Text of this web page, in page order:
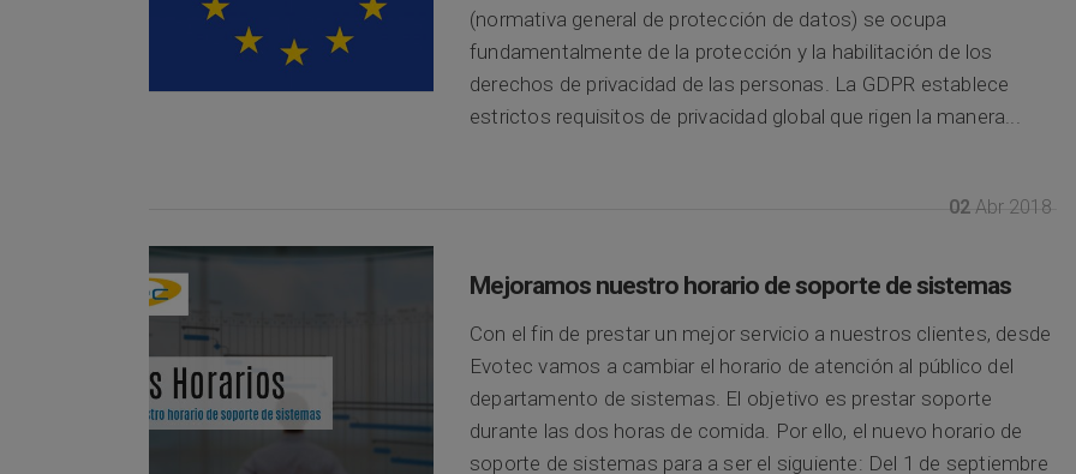
(normativa general de protección de datos) se ocupa
fundamentalmente de la protección y la habilitación de los
derechos de privacidad de las personas. La GDPR establece
estrictos requisitos de privacidad global que rigen la manera...
02 Abr 2018
Mejoramos nuestro horario de soporte de sistemas
Con el fin de prestar un mejor servicio a nuestros clientes, desde
Evotec vamos a cambiar el horario de atención al público del
departamento de sistemas. El objetivo es prestar soporte
durante las dos horas de comida. Por ello, el nuevo horario de
soporte de sistemas para a ser el siguiente: Del 1 de septiembre